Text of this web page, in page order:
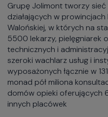
Grupę Jolimont tworzy
działających w prowincjach
Walońskiej, w których na
5500 lekarzy, pielęgniarek
technicznych i
szeroki wachlarz usług i
wyposażonych łącznie w
monad pół miliona
domów opieki oferujących
innych placówek